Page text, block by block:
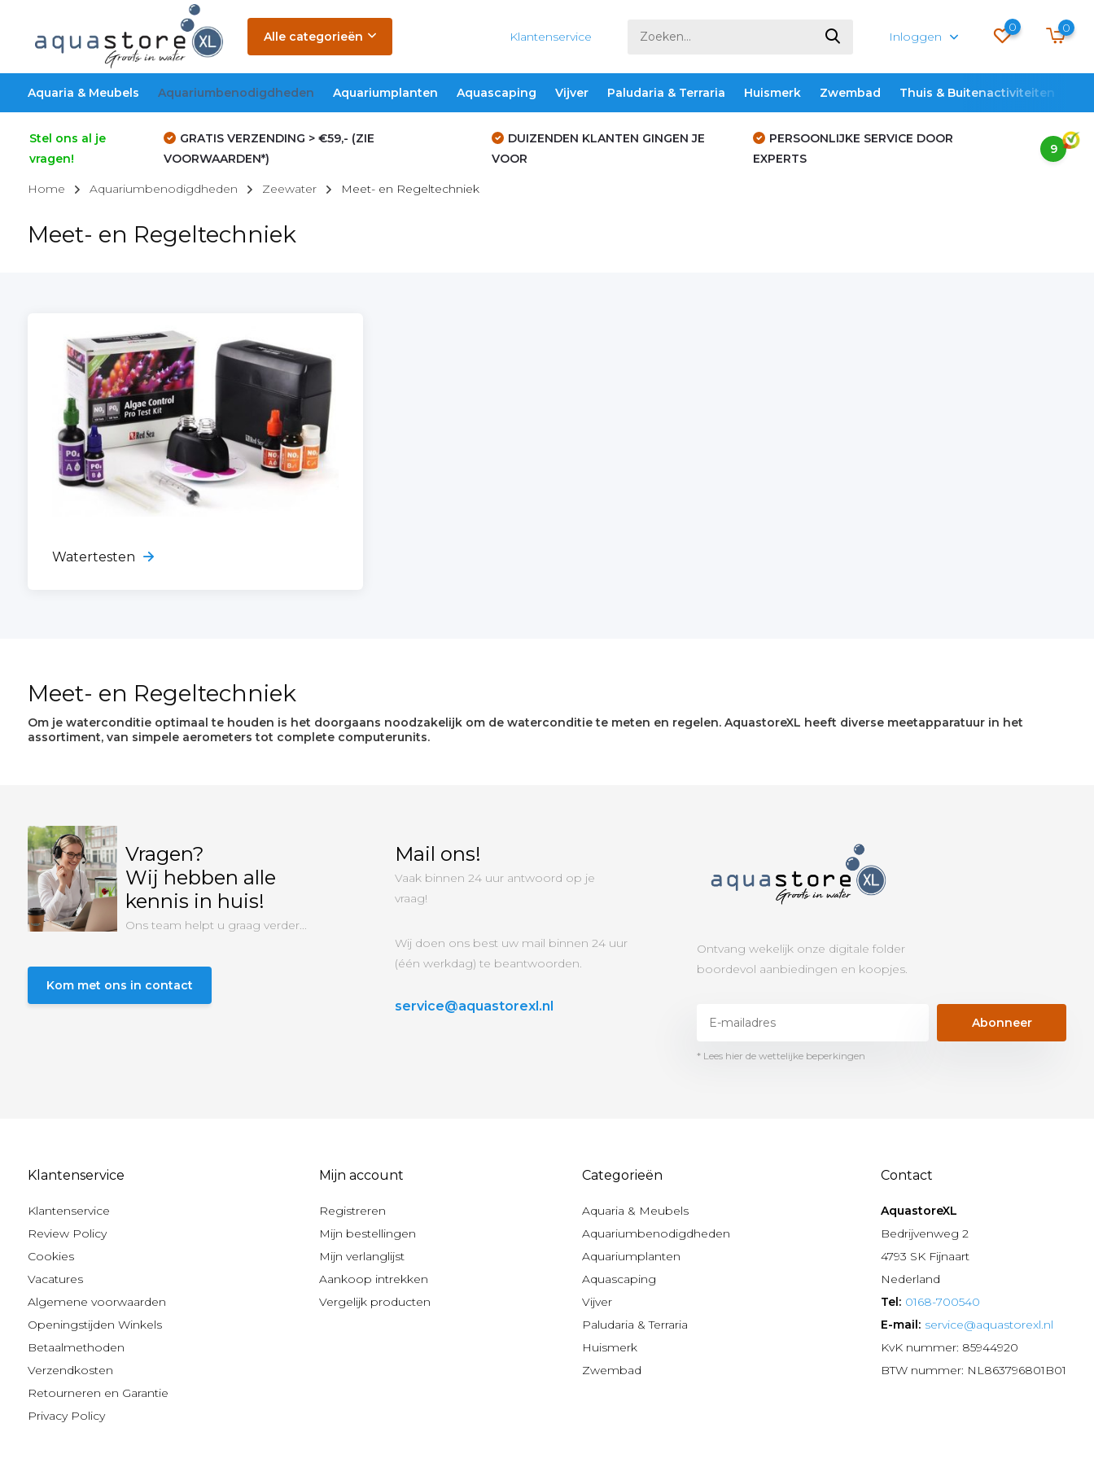
Alle categorieën Klantenservice Inloggen
0 0
Aquaria & Meubels Aquariumbenodigdheden Aquariumplanten Aquascaping Vijver Paludaria & Terraria Huismerk Zwembad Thuis & Buitenactiviteiten
Stel ons al je
vragen!
GRATIS VERZENDING > €59,- (ZIE
VOORWAARDEN*)
DUIZENDEN KLANTEN GINGEN JE
VOOR
PERSOONLIJKE SERVICE DOOR
EXPERTS
9
Home Aquariumbenodigdheden Zeewater Meet- en Regeltechniek
Meet- en Regeltechniek
Watertesten
Meet- en Regeltechniek
Om je waterconditie optimaal te houden is het doorgaans noodzakelijk om de waterconditie te meten en regelen. AquastoreXL heeft diverse meetapparatuur in het
assortiment, van simpele aerometers tot complete computerunits.
Vragen?
Wij hebben alle
kennis in huis!
Ons team helpt u graag verder...
Kom met ons in contact
Mail ons!
Vaak binnen 24 uur antwoord op je
vraag!
Wij doen ons best uw mail binnen 24 uur
(één werkdag) te beantwoorden.
service@aquastorexl.nl
Ontvang wekelijk onze digitale folder
boordevol aanbiedingen en koopjes.
Abonneer
* Lees hier de wettelijke beperkingen
Klantenservice
Klantenservice
Review Policy
Cookies
Vacatures
Algemene voorwaarden
Openingstijden Winkels
Betaalmethoden
Verzendkosten
Retourneren en Garantie
Privacy Policy
Mijn account
Registreren
Mijn bestellingen
Mijn verlanglijst
Aankoop intrekken
Vergelijk producten
Categorieën
Aquaria & Meubels
Aquariumbenodigdheden
Aquariumplanten
Aquascaping
Vijver
Paludaria & Terraria
Huismerk
Zwembad
Contact
AquastoreXL
Bedrijvenweg 2
4793 SK Fijnaart
Nederland
Tel: 0168-700540
E-mail: service@aquastorexl.nl
KvK nummer: 85944920
BTW nummer: NL863796801B01